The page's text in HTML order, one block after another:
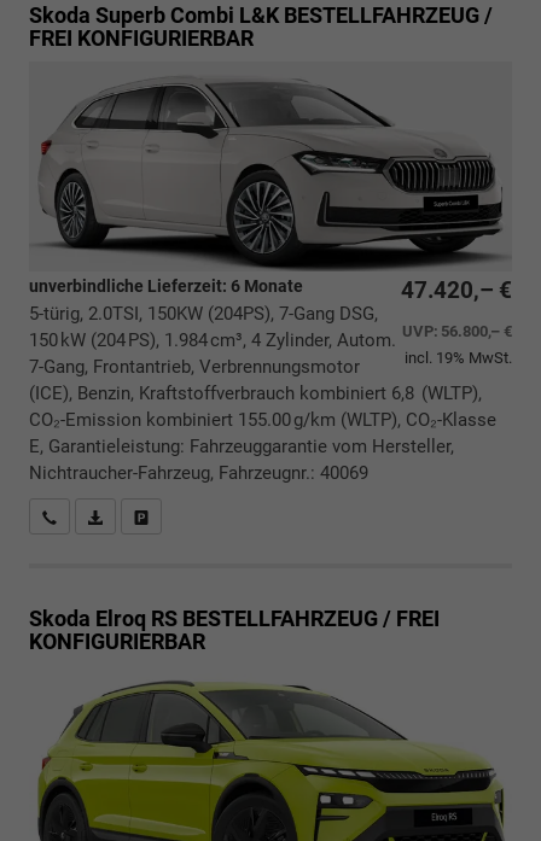
Skoda Superb Combi L&K BESTELLFAHRZEUG /
FREI KONFIGURIERBAR
47.420,– €
UVP: 56.800,– €
incl. 19% MwSt.
unverbindliche Lieferzeit: 6 Monate
5-türig, 2.0TSI, 150KW (204PS), 7-Gang DSG,
150 kW (204 PS), 1.984 cm³, 4 Zylinder, Autom.
7-Gang, Frontantrieb, Verbrennungsmotor
(ICE), Benzin, Kraftstoffverbrauch kombiniert 6,8 (WLTP),
CO₂-Emission kombiniert 155.00 g/km (WLTP), CO₂-Klasse
E, Garantieleistung: Fahrzeuggarantie vom Hersteller,
Nichtraucher-Fahrzeug, Fahrzeugnr.: 40069
Rückrufbitte absenden
PDF-Datei, Fahrzeugexposé drucken
Skoda Elroq RS BESTELLFAHRZEUG / FREI
KONFIGURIERBAR